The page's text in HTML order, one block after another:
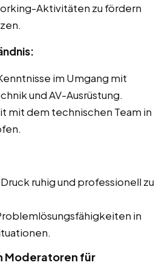
Aktivitäten zu fördern
im Umgang mit
und AV-Ausrüstung.
mit dem technischen Team in
ruhig und professionell zu
in
Moderatoren für